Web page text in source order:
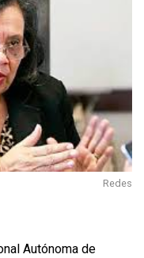
Redes
Autónoma de